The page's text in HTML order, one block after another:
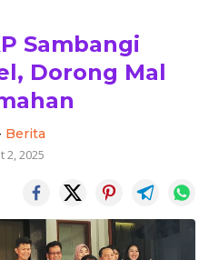
Sambangi
Dorong Mal
Berita
2, 2025